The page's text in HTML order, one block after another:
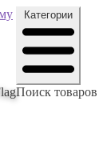
Категории
Поиск товаров